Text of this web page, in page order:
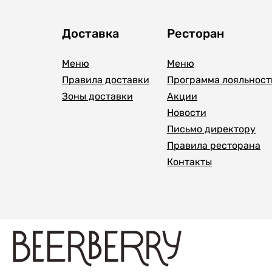
Доставка
Меню
Правила доставки
Зоны доставки
Ресторан
Меню
Программа
Акции
Новости
Письмо директору
Правила ресторана
Контакты